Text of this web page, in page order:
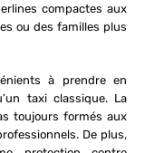
compactes aux
ou des familles plus
à prendre en
taxi classique. La
toujours formés aux
De plus,